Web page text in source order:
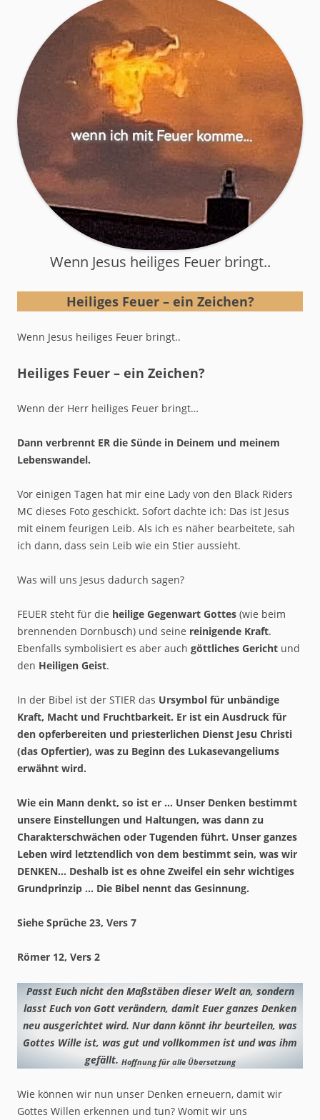
Wenn Jesus heiliges Feuer bringt..
Heiliges Feuer – ein Zeichen?
Wenn Jesus heiliges Feuer bringt..
Heiliges Feuer – ein Zeichen?
Wenn der Herr heiliges Feuer bringt…
Dann verbrennt ER die Sünde in Deinem und meinem
Lebenswandel.
Vor einigen Tagen hat mir eine Lady von den Black Riders
MC dieses Foto geschickt. Sofort dachte ich: Das ist Jesus
mit einem feurigen Leib. Als ich es näher bearbeitete, sah
ich dann, dass sein Leib wie ein Stier aussieht.
Was will uns Jesus dadurch sagen?
FEUER steht für die heilige Gegenwart Gottes (wie beim
brennenden Dornbusch) und seine reinigende Kraft.
Ebenfalls symbolisiert es aber auch göttliches Gericht und
den Heiligen Geist.
In der Bibel ist der STIER das Ursymbol für unbändige
Kraft, Macht und Fruchtbarkeit. Er ist ein Ausdruck für
den opferbereiten und priesterlichen Dienst Jesu Christi
(das Opfertier), was zu Beginn des Lukasevangeliums
erwähnt wird.
Wie ein Mann denkt, so ist er … Unser Denken bestimmt
unsere Einstellungen und Haltungen, was dann zu
Charakterschwächen oder Tugenden führt. Unser ganzes
Leben wird letztendlich von dem bestimmt sein, was wir
DENKEN… Deshalb ist es ohne Zweifel ein sehr wichtiges
Grundprinzip … Die Bibel nennt das Gesinnung.
Siehe Sprüche 23, Vers 7
Römer 12, Vers 2
Passt Euch nicht den Maßstäben dieser Welt an, sondern
lasst Euch von Gott verändern, damit Euer ganzes Denken
neu ausgerichtet wird. Nur dann könnt ihr beurteilen, was
Gottes Wille ist, was gut und vollkommen ist und was ihm
gefällt. Hoffnung für alle Übersetzung
Wie können wir nun unser Denken erneuern, damit wir
Gottes Willen erkennen und tun? Womit wir uns